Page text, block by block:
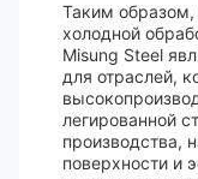
Таким образом,
холодной
Misung Steel
для отраслей,
легированной
производства,
поверхности и